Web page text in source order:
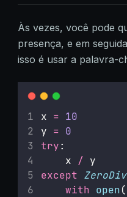
Às vezes, você pode
presença, e em
isso é usar a palavra-
x = 10
y = 0
try:
    x
/ y
except
with open(